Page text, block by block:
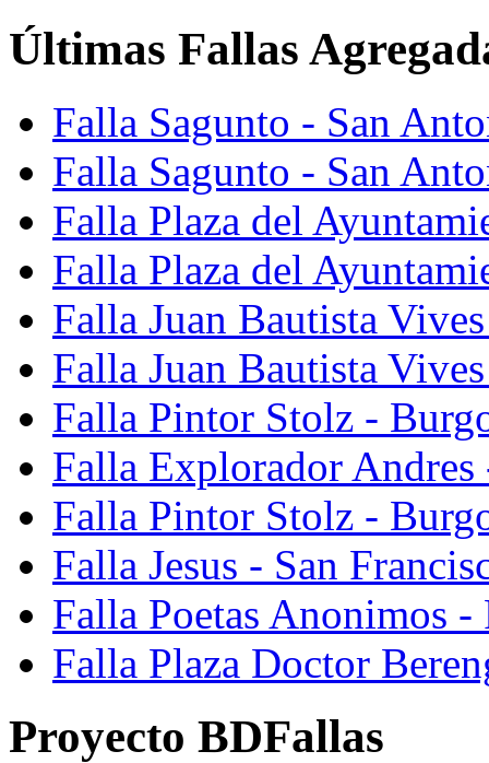
Últimas Fallas
Falla Sagunto - San
Falla Sagunto - San
Falla Plaza del
Falla Plaza del
Falla Juan Bautista
Falla Juan Bautista
Falla Pintor Stolz -
Falla Explorador Andres
Falla Pintor Stolz -
Falla Jesus - San
Falla Poetas Anonimos
Falla Plaza Doctor
Proyecto BDFallas